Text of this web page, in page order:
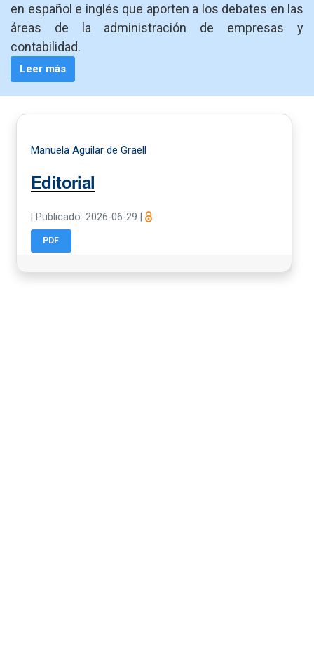
en español e inglés que aporten a los debates en las
áreas de la administración de empresas y
contabilidad.
Leer más
Manuela Aguilar de Graell
Editorial
Publicado: 2026-06-29
PDF